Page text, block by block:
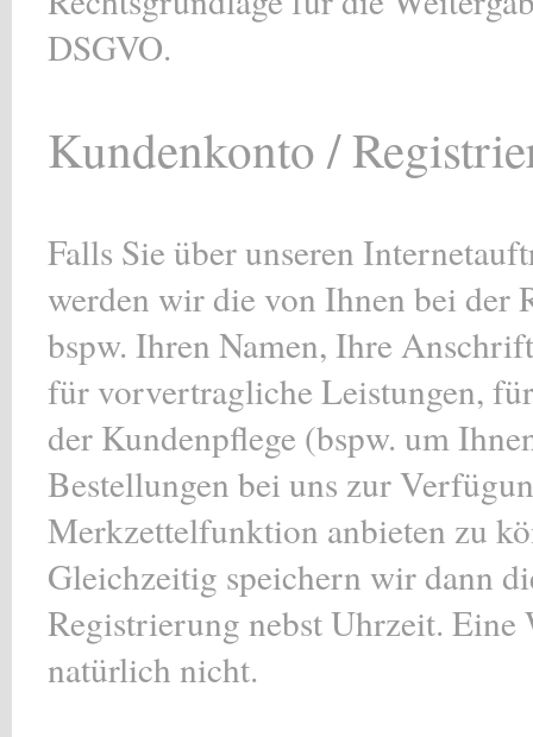
DSGVO.
Kundenkonto /
Falls Sie über unseren
werden wir die von Ihnen bei der
bspw. Ihren Namen, Ihre
für vorvertragliche Leistungen,
der Kundenpflege (bspw. um
Bestellungen bei uns zur
Merkzettelfunktion anbieten zu
Gleichzeitig speichern wir dann
Registrierung nebst Uhrzeit.
natürlich nicht.